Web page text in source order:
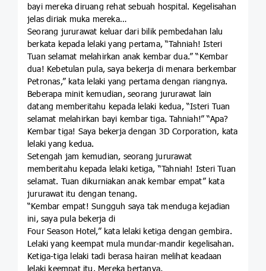
bayi mereka diruang rehat sebuah hospital. Kegelisahan
jelas diriak muka mereka…
Seorang jururawat keluar dari bilik pembedahan lalu
berkata kepada lelaki yang pertama, “Tahniah! Isteri
Tuan selamat melahirkan anak kembar dua.” “Kembar
dua! Kebetulan pula, saya bekerja di menara berkembar
Petronas,” kata lelaki yang pertama dengan riangnya.
Beberapa minit kemudian, seorang jururawat lain
datang memberitahu kepada lelaki kedua, “Isteri Tuan
selamat melahirkan bayi kembar tiga. Tahniah!” “Apa?
Kembar tiga! Saya bekerja dengan 3D Corporation, kata
lelaki yang kedua.
Setengah jam kemudian, seorang jururawat
memberitahu kepada lelaki ketiga, “Tahniah! Isteri Tuan
selamat. Tuan dikurniakan anak kembar empat” kata
jururawat itu dengan tenang.
“Kembar empat! Sungguh saya tak menduga kejadian
ini, saya pula bekerja di
Four Season Hotel,” kata lelaki ketiga dengan gembira.
Lelaki yang keempat mula mundar-mandir kegelisahan.
Ketiga-tiga lelaki tadi berasa hairan melihat keadaan
lelaki keempat itu. Mereka bertanya,